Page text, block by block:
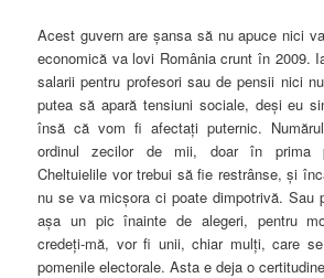
Acest guvern are şansa să nu apuce nici
economică va lovi România crunt în 2009.
salarii pentru profesori sau de pensii nici
putea să apară tensiuni sociale, deşi eu
însă că vom fi afectaţi puternic.
ordinul zecilor de mii, doar în prima
Cheltuielile vor trebui să fie restrânse, şi
nu se va micşora ci poate dimpotrivă. Sau
aşa un pic înainte de alegeri, pentru
credeţi-mă, vor fi unii, chiar mulţi, care
pomenile electorale. Asta e deja o